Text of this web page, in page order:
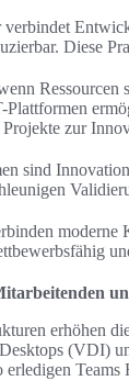
Diese
Projekte zur
sind
erhöhen
(VDI)
erledigen